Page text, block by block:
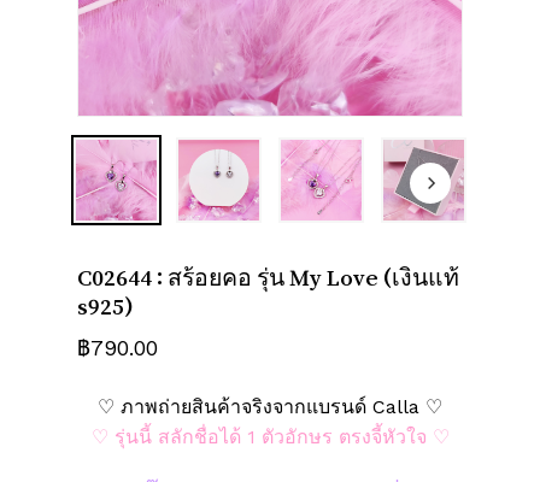
C02644 : สร้อยคอ รุ่น My Love (เงินแท้
s925)
฿790.00
♡ ภาพถ่ายสินค้าจริงจากแบรนด์ Calla ♡
♡ รุ่นนี้ สลักชื่อได้ 1 ตัวอักษร ตรงจี้หัวใจ ♡
ชื่อ
อีเมล
บันทึกชื่อ, อีเมล และชื่อเว็บไซต์ของฉัน